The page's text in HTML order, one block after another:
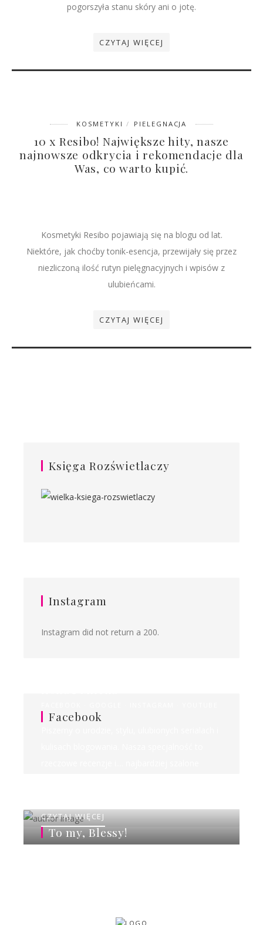
pogorszyła stanu skóry ani o jotę.
CZYTAJ WIĘCEJ
KOSMETYKI PIELEGNACJA
10 x Resibo! Największe hity, nasze
najnowsze odkrycia i rekomendacje dla
Was, co warto kupić.
Kosmetyki Resibo pojawiają się na blogu od lat.
Niektóre, jak choćby tonik-esencja, przewijały się przez
niezliczoną ilość rutyn pielęgnacyjnych i wpisów z
ulubieńcami.
CZYTAJ WIĘCEJ
Księga Rozświetlaczy
Instagram
Instagram did not return a 200.
Facebook
To my, Blessy!
CZYTAJ WIĘCEJ